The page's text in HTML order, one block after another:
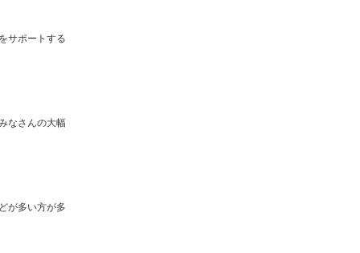
サポートする
なさんの大幅
が多い方が多